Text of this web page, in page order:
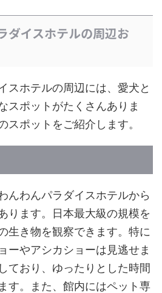
ダイスホテルの周辺お
スホテルの周辺には、愛犬と
スポットがたくさんありま
スポットをご紹介します。
んわんパラダイスホテルから
ります。日本最大級の規模を
生き物を観察できます。特に
ーやアシカショーは見逃せま
ており、ゆったりとした時間
す。また、館内にはペット専